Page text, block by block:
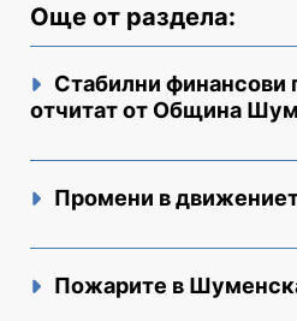
Още от раздела:
Стабилни финансови
отчитат от Община
Промени в
Пожарите в